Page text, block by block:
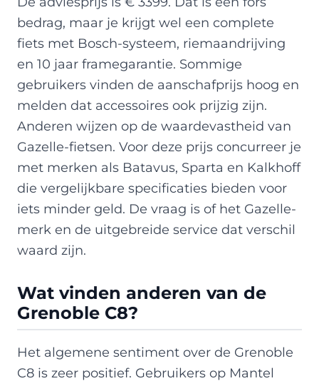
bedrag, maar je krijgt wel een complete
fiets met Bosch-systeem, riemaandrijving
en 10 jaar framegarantie. Sommige
gebruikers vinden de aanschafprijs hoog en
melden dat accessoires ook prijzig zijn.
Anderen wijzen op de waardevastheid van
Gazelle-fietsen. Voor deze prijs concurreer je
met merken als Batavus, Sparta en Kalkhoff
die vergelijkbare specificaties bieden voor
iets minder geld. De vraag is of het Gazelle-
merk en de uitgebreide service dat verschil
waard zijn.
Wat vinden anderen van de
Grenoble C8?
Het algemene sentiment over de Grenoble
C8 is zeer positief. Gebruikers op Mantel